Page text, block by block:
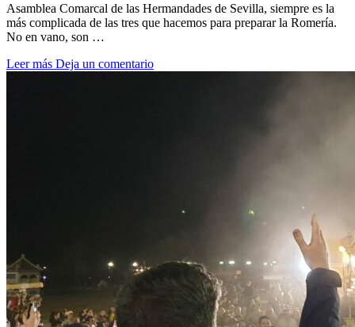
Asamblea Comarcal de las Hermandades de Sevilla, siempre es la
más complicada de las tres que hacemos para preparar la Romería.
No en vano, son …
Leer más Deja un comentario